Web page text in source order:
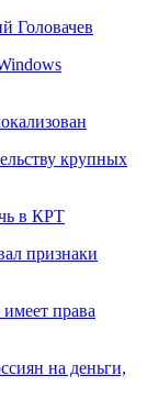
Головачев
крупных
в КРТ
признаки
права
на деньги,